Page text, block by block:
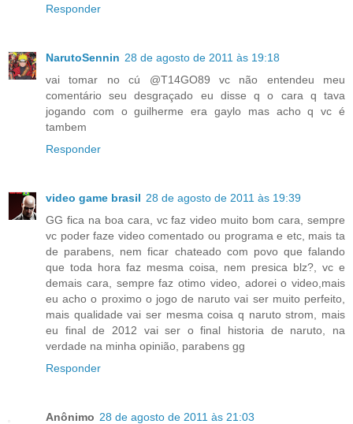
Responder
NarutoSennin 28 de agosto de 2011 às 19:18
vai tomar no cú @T14GO89 vc não entendeu meu
comentário seu desgraçado eu disse q o cara q tava
jogando com o guilherme era gaylo mas acho q vc é
tambem
Responder
video game brasil 28 de agosto de 2011 às 19:39
GG fica na boa cara, vc faz video muito bom cara, sempre
vc poder faze video comentado ou programa e etc, mais ta
de parabens, nem ficar chateado com povo que falando
que toda hora faz mesma coisa, nem presica blz?, vc e
demais cara, sempre faz otimo video, adorei o video,mais
eu acho o proximo o jogo de naruto vai ser muito perfeito,
mais qualidade vai ser mesma coisa q naruto strom, mais
eu final de 2012 vai ser o final historia de naruto, na
verdade na minha opinião, parabens gg
Responder
Anônimo 28 de agosto de 2011 às 21:03